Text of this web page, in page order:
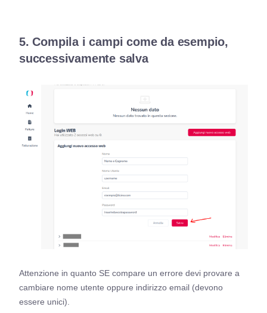
5. Compila i campi come da esempio,
successivamente salva
Attenzione in quanto SE compare un errore devi provare a
cambiare nome utente oppure indirizzo email (devono
essere unici).